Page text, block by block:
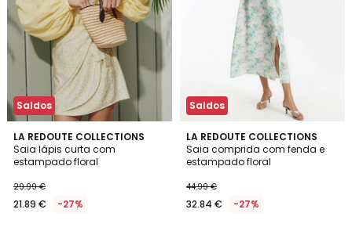
Saldos
LA REDOUTE COLLECTIONS
Saia lápis curta com
estampado floral
29.99 €
21.89 € -27%
Saldos
LA REDOUTE COLLECTIONS
Saia comprida com fenda e
estampado floral
44.99 €
32.84 € -27%
2
/
5